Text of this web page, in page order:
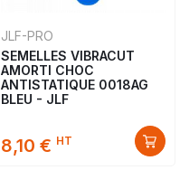
JLF-PRO
SEMELLES VIBRACUT
AMORTI CHOC
ANTISTATIQUE 0018AG
BLEU - JLF
8,10 € HT